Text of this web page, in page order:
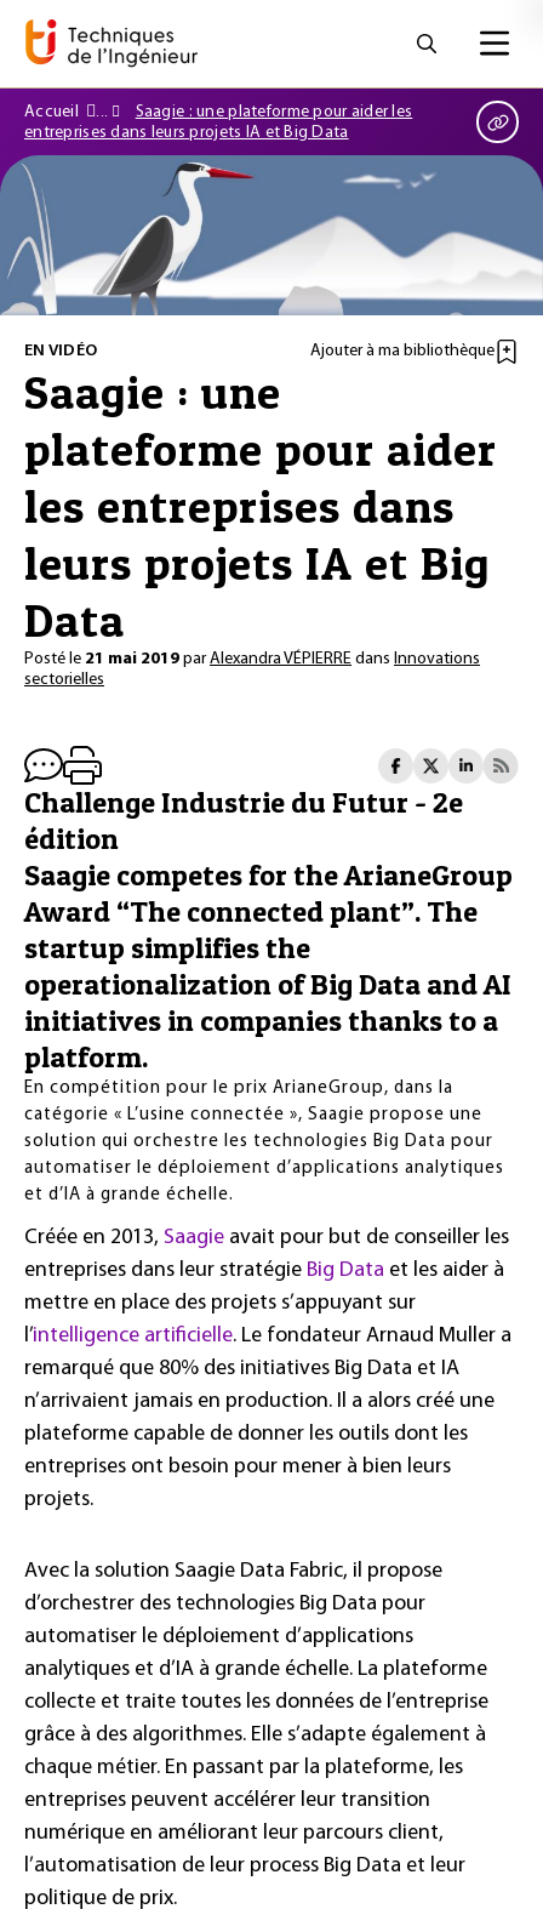
Accueil
Saagie : une plateforme pour aider les
entreprises dans leurs projets IA et Big Data
EN VIDÉO Ajouter à ma bibliothèque
Saagie : une
plateforme pour aider
les entreprises dans
leurs projets IA et Big
Data
Posté le 21 mai 2019 parAlexandra VÉPIERRE dans Innovations
sectorielles
Challenge Industrie du Futur - 2e
édition
Saagie competes for the ArianeGroup
Award “The connected plant”. The
startup simplifies the
operationalization of Big Data and AI
initiatives in companies thanks to a
platform.
En compétition pour le prix ArianeGroup, dans la
catégorie « L’usine connectée », Saagie propose une
solution qui orchestre les technologies Big Data pour
automatiser le déploiement d’applications analytiques
et d’IA à grande échelle.
Créée en 2013, Saagie avait pour but de conseiller les
entreprises dans leur stratégie Big Data et les aider à
mettre en place des projets s’appuyant sur
l’intelligence artificielle. Le fondateur Arnaud Muller a
remarqué que 80% des initiatives Big Data et IA
n’arrivaient jamais en production. Il a alors créé une
plateforme capable de donner les outils dont les
entreprises ont besoin pour mener à bien leurs
projets.
Avec la solution Saagie Data Fabric, il propose
d’orchestrer des technologies Big Data pour
automatiser le déploiement d’applications
analytiques et d’IA à grande échelle. La plateforme
collecte et traite toutes les données de l’entreprise
grâce à des algorithmes. Elle s’adapte également à
chaque métier. En passant par la plateforme, les
entreprises peuvent accélérer leur transition
numérique en améliorant leur parcours client,
l’automatisation de leur process Big Data et leur
politique de prix.